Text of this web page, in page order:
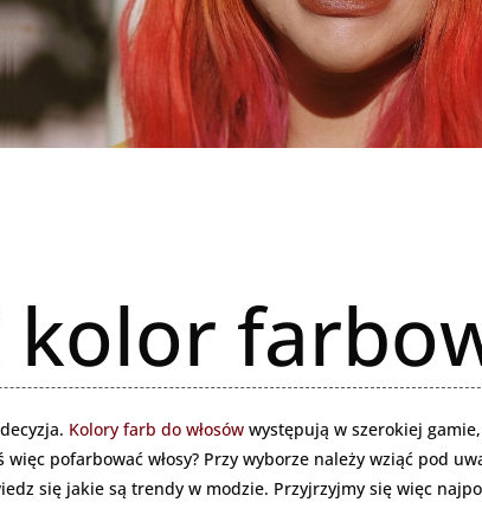
Kolory farb do włosów występują w szerokiej
pofarbować włosy? Przy wyborze należy wziąć pod
się jakie są trendy w modzie. Przyjrzyjmy się więc